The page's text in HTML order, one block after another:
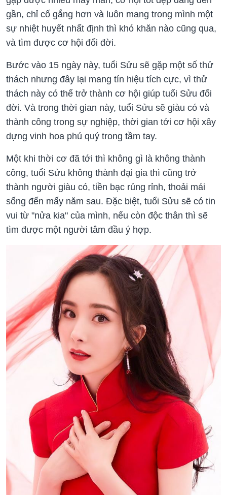
gần, chỉ cố gắng hơn và luôn mang trong mình một
sự nhiệt huyết nhất định thì khó khăn nào cũng qua,
và tìm được cơ hội đổi đời.
Bước vào 15 ngày này, tuổi Sửu sẽ gặp một số thử
thách nhưng đây lại mang tín hiệu tích cực, vì thử
thách này có thể trở thành cơ hội giúp tuổi Sửu đổi
đời. Và trong thời gian này, tuổi Sửu sẽ giàu có và
thành công trong sự nghiệp, thời gian tới cơ hội xây
dựng vinh hoa phú quý trong tầm tay.
Một khi thời cơ đã tới thì không gì là không thành
công, tuổi Sửu không thành đại gia thì cũng trở
thành người giàu có, tiền bạc rủng rỉnh, thoải mái
sống đến mấy năm sau. Đặc biệt, tuổi Sửu sẽ có tin
vui từ "nửa kia" của mình, nếu còn độc thân thì sẽ
tìm được một người tâm đầu ý hợp.